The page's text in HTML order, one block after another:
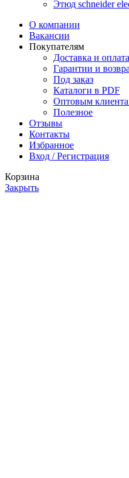
Этюд schneider
О компании
Вакансии
Покупателям
Доставка и оплата
Гарантии и
Под заказ
Каталоги в PDF
Оптовым
Полезное
Отзывы
Контакты
Избранное
Вход / Регистрация
Корзина
Закрыть